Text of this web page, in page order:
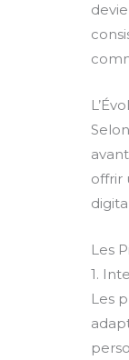
offrir
Les
1.
Les